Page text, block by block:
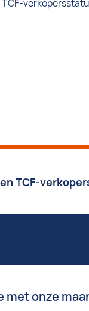
TCF-
met onze